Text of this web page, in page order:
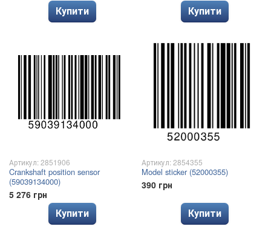
Купити Купити
Артикул: 2851906
Crankshaft position sensor
(59039134000)
5 276 грн
Купити
Артикул: 2854355
Model sticker (52000355)
390 грн
Купити